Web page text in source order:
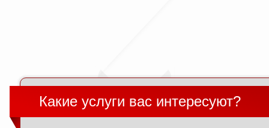
Какие услуги вас интересуют?